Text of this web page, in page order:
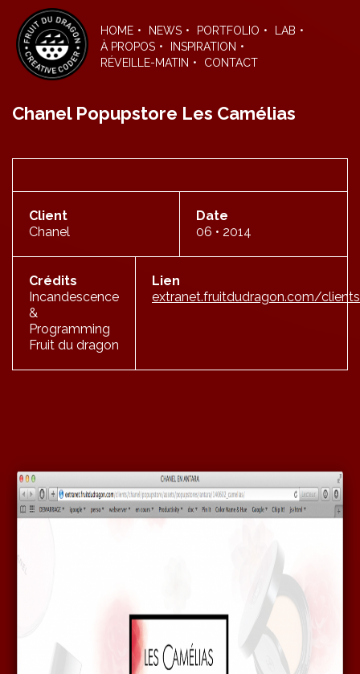
the
content
HOME NEWS PORTFOLIO
LAB
À PROPOS
INSPIRATION
RÉVEILLE-MATIN
CONTACT
Chanel Popupstore Les Camélias
Client
Chanel
Date
06 • 2014
Crédits
Incandescence
&
Programming
Fruit du dragon
Lien
extranet.fruitdudragon.com/